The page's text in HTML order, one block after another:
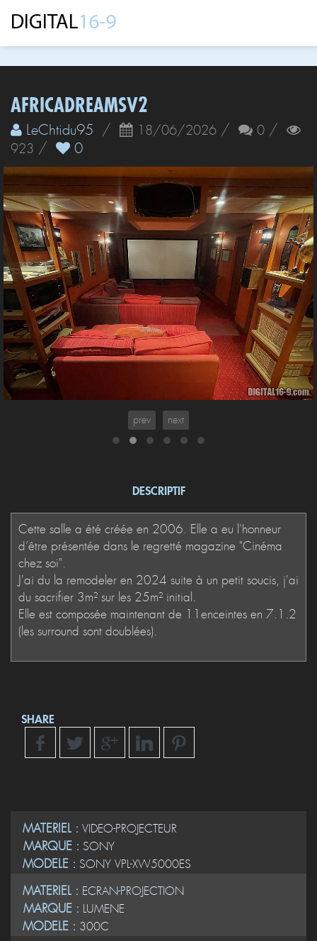
AFRICADREAMSV2
LeChtidu95 / 18/06/2026 / 0 /
923 / 0
prev next
DESCRIPTIF
SHARE
MATERIEL : VIDEO-PROJECTEUR
MARQUE : SONY
MODELE : SONY VPL-XW5000ES
MATERIEL : ECRAN-PROJECTION
MARQUE : LUMENE
MODELE : 300C